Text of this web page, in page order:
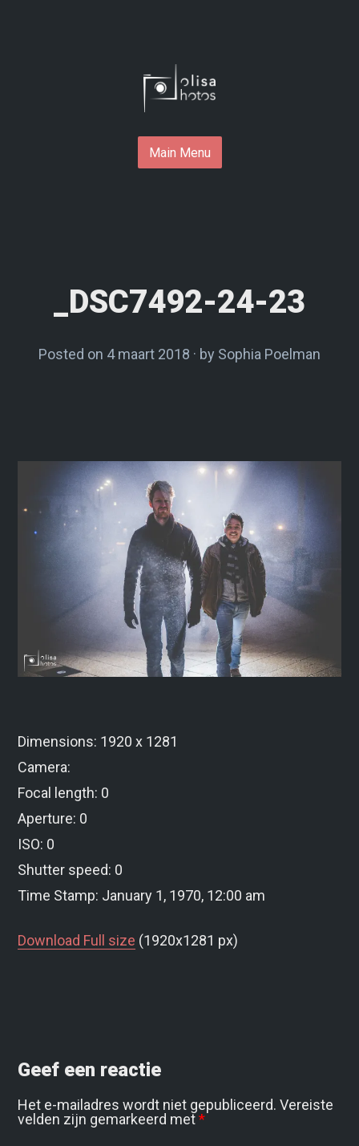
Main Menu
_DSC7492-24-23
Posted on 4 maart 2018 by Sophia Poelman
Dimensions: 1920 x 1281
Camera:
Focal length: 0
Aperture: 0
ISO: 0
Shutter speed: 0
Time Stamp: January 1, 1970, 12:00 am
Download Full size (1920x1281 px)
Geef een reactie
Het e-mailadres wordt niet gepubliceerd. Vereiste
velden zijn gemarkeerd met*